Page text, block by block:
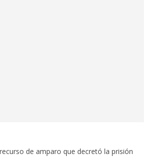
de amparo que decretó la prisión